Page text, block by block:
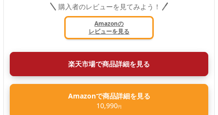
購入者のレビューを見てみよう！
Amazonの
レビューを見る
楽天市場で商品詳細を見る
Amazonで商品詳細を見る
10,990円